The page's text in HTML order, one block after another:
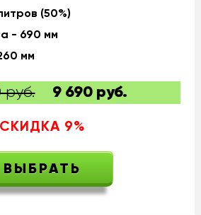
(50%)
- 690 мм
мм
руб. 9 690 руб.
СКИДКА 9%
ВЫБРАТЬ